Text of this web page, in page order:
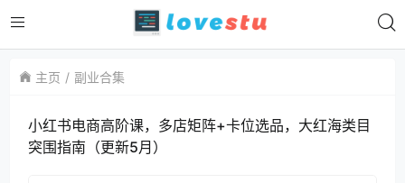
主页 副业合集
小红书电商高阶课，多店矩阵+卡位选品，大红海类目
突围指南（更新5月）